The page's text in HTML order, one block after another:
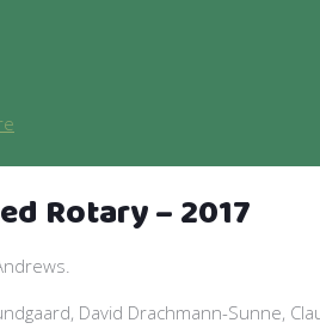
Rotary – 2017
David Drachmann-Sunne,